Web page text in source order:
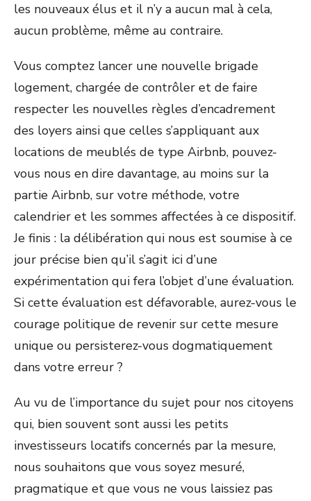
les nouveaux élus et il n’y a aucun mal à cela,
aucun problème, même au contraire.
Vous comptez lancer une nouvelle brigade
logement, chargée de contrôler et de faire
respecter les nouvelles règles d’encadrement
des loyers ainsi que celles s’appliquant aux
locations de meublés de type Airbnb, pouvez-
vous nous en dire davantage, au moins sur la
partie Airbnb, sur votre méthode, votre
calendrier et les sommes affectées à ce dispositif.
Je finis : la délibération qui nous est soumise à ce
jour précise bien qu’il s’agit ici d’une
expérimentation qui fera l’objet d’une évaluation.
Si cette évaluation est défavorable, aurez-vous le
courage politique de revenir sur cette mesure
unique ou persisterez-vous dogmatiquement
dans votre erreur ?
Au vu de l’importance du sujet pour nos citoyens
qui, bien souvent sont aussi les petits
investisseurs locatifs concernés par la mesure,
nous souhaitons que vous soyez mesuré,
pragmatique et que vous ne vous laissiez pas